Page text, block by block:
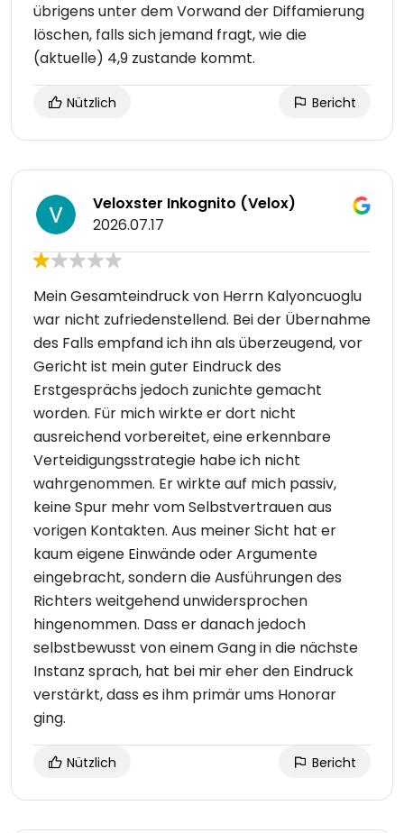
übrigens unter dem Vorwand der Diffamierung
löschen, falls sich jemand fragt, wie die
(aktuelle) 4,9 zustande kommt.
Nützlich Bericht
Veloxster Inkognito (Velox)
2026.07.17
Mein Gesamteindruck von Herrn Kalyoncuoglu
war nicht zufriedenstellend. Bei der Übernahme
des Falls empfand ich ihn als überzeugend, vor
Gericht ist mein guter Eindruck des
Erstgesprächs jedoch zunichte gemacht
worden. Für mich wirkte er dort nicht
ausreichend vorbereitet, eine erkennbare
Verteidigungsstrategie habe ich nicht
wahrgenommen. Er wirkte auf mich passiv,
keine Spur mehr vom Selbstvertrauen aus
vorigen Kontakten. Aus meiner Sicht hat er
kaum eigene Einwände oder Argumente
eingebracht, sondern die Ausführungen des
Richters weitgehend unwidersprochen
hingenommen. Dass er danach jedoch
selbstbewusst von einem Gang in die nächste
Instanz sprach, hat bei mir eher den Eindruck
verstärkt, dass es ihm primär ums Honorar
ging.
Nützlich Bericht